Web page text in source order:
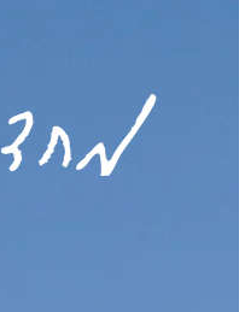
מחד